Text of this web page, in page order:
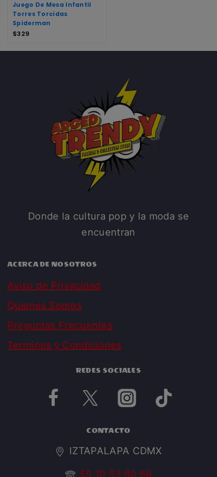
Juego De Mesa Infantil
Torres Torcidas
Spiderman
$329
Donde la cultura pop y la moda se
encuentran
ACERCA DE NOSOTROS
Aviso de Privacidad
Quienes Somos
Preguntas Frecuentes
Terminos y Condiciones
REDES SOCIALES
CONTACTO
IZTAPALAPA CDMX
55 10 53 80 68